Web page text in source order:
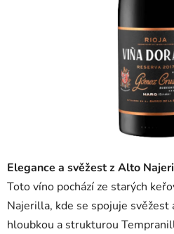
Elegance a svěžest z Alto
Toto víno pochází ze starých
Najerilla, kde se spojuje svěžest
hloubkou a strukturou